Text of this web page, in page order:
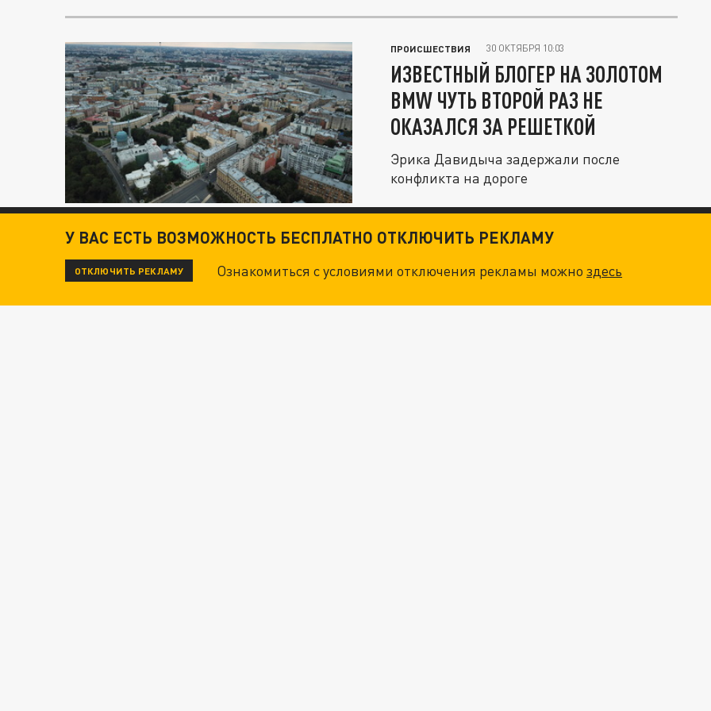
ПРОИСШЕСТВИЯ 30 ОКТЯБРЯ 10:03
ИЗВЕСТНЫЙ БЛОГЕР НА ЗОЛОТОМ
BMW ЧУТЬ ВТОРОЙ РАЗ НЕ
ОКАЗАЛСЯ ЗА РЕШЕТКОЙ
Эрика Давидыча задержали после
конфликта на дороге
У ВАС ЕСТЬ ВОЗМОЖНОСТЬ БЕСПЛАТНО ОТКЛЮЧИТЬ РЕКЛАМУ
ОТКЛЮЧИТЬ РЕКЛАМУ Ознакомиться с условиями отключения рекламы можноздесь